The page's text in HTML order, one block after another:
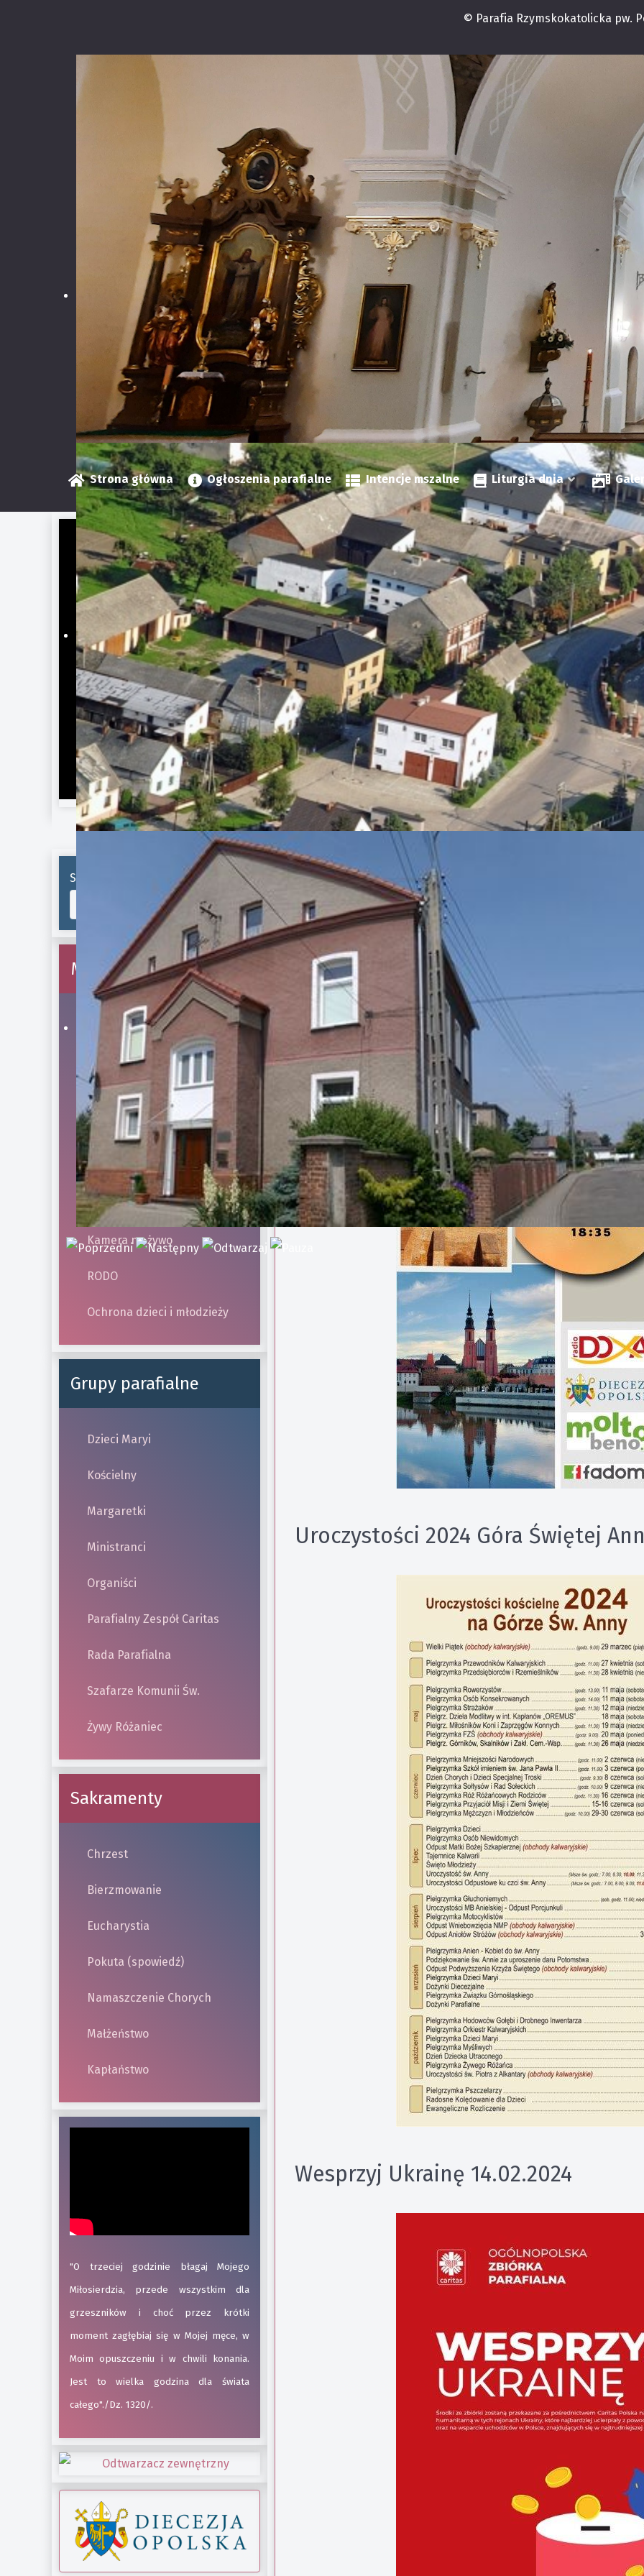
© Parafia Rzymskokatolicka pw.
Strona główna Ogłoszenia parafialne Intencje mszalne Liturgia dnia
Godzina po godzinie
Szukaj...
Menu strony
Kancelaria
Dane teleadresowe
Pogrzeb
Cmentarz
Historia parafii
Polecane linki
Kamera na żywo
RODO
Ochrona dzieci i młodzieży
Grupy parafialne
Dzieci Maryi
Kościelny
Margaretki
Ministranci
Organiści
Parafialny Zespół Caritas
Rada Parafialna
Szafarze Komunii Św.
Żywy Różaniec
Sakramenty
Chrzest
Bierzmowanie
Eucharystia
Pokuta (spowiedź)
Namaszczenie Chorych
Małżeństwo
Kapłaństwo
"O trzeciej godzinie błagaj Mojego
Miłosierdzia, przede wszystkim dla
grzeszników i choć przez krótki
moment zagłębiaj się w Mojej męce, w
Moim opuszczeniu i w chwili konania.
Jest to wielka godzina dla świata
całego"./Dz. 1320/.
Katedra wczoraj i dziś
Uroczystości 2024 Góra Świętej
Wesprzyj Ukrainę 14.02.2024